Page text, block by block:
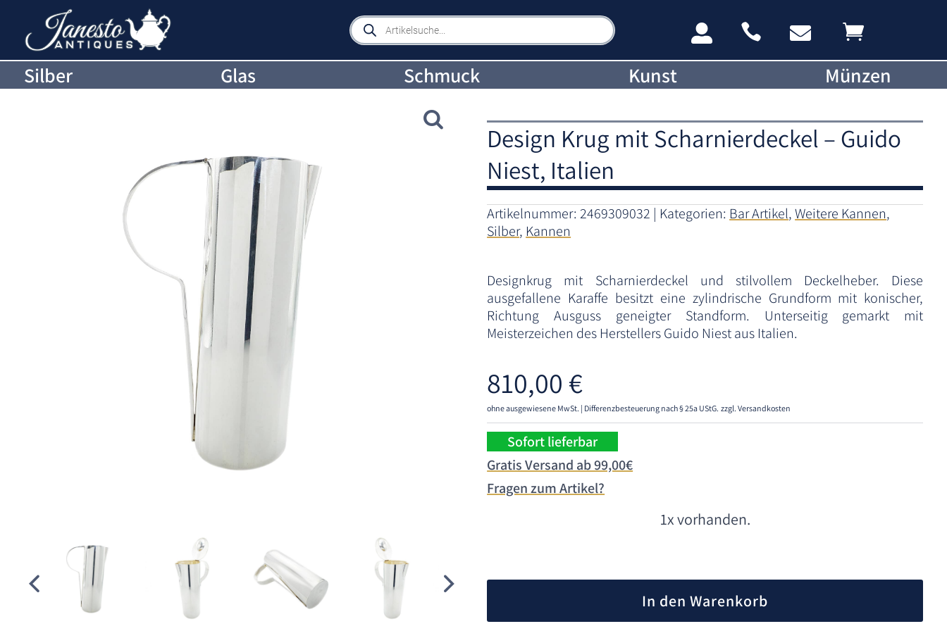
Products
search    
Silber Glas Schmuck Kunst Münzen
Design Krug mit Scharnierdeckel – Guido
Niest, Italien
Artikelnummer:2469309032 Kategorien: Bar Artikel,Weitere Kannen,
Silber, Kannen
Designkrug mit Scharnierdeckel und stilvollem Deckelheber. Diese
ausgefallene Karaffe besitzt eine zylindrische Grundform mit konischer,
Richtung Ausguss geneigter Standform. Unterseitig gemarkt mit
Meisterzeichen des Herstellers Guido Niest aus Italien.
810,00 €
ohne ausgewiesene MwSt. | Differenzbesteuerung nach § 25a UStG. zzgl. Versandkosten
Sofort lieferbar
Gratis Versand ab 99,00€
Fragen zum Artikel?
1x vorhanden.
In den Warenkorb